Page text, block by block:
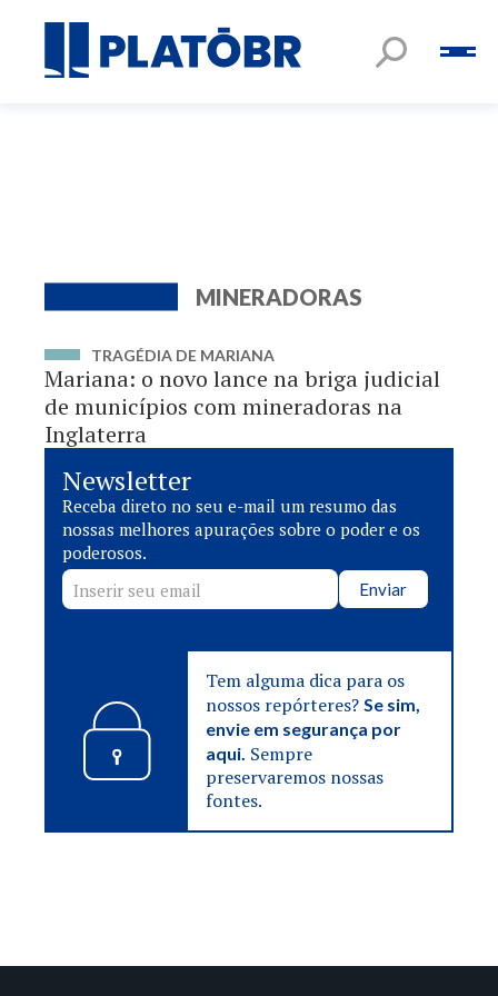
MINERADORAS
TRAGÉDIA DE MARIANA
Mariana: o novo lance na briga judicial
de municípios com mineradoras na
Inglaterra
Newsletter
Receba direto no seu e-mail um resumo das
nossas melhores apurações sobre o poder e os
poderosos.
Enviar
Tem alguma dica para os
nossos repórteres?Se sim,
envie em segurança por
aqui. Sempre
preservaremos nossas
fontes.